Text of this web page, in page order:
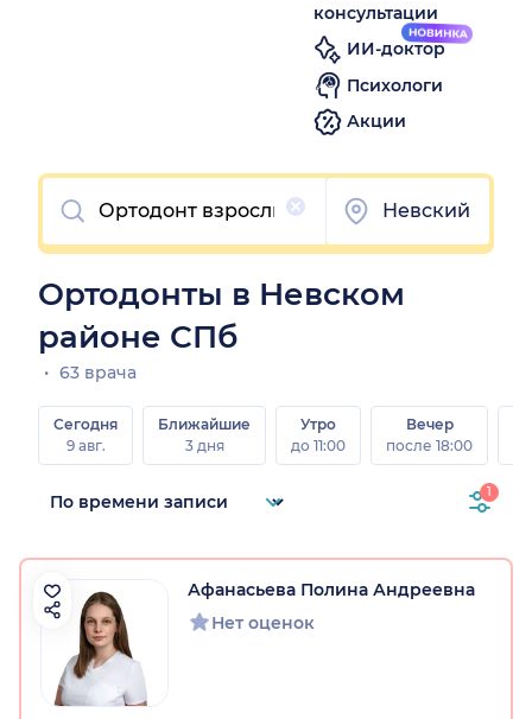
консультации
ИИ-доктор
Психологи
Акции
Очистить
Невский
Ортодонты в Невском
районе СПб
63 врача
Сегодня
9 авг.
Ближайшие
3 дня
Утро
до 11:00
Вечер
после 18:00
1
Афанасьева Полина Андреевна
Нет оценок